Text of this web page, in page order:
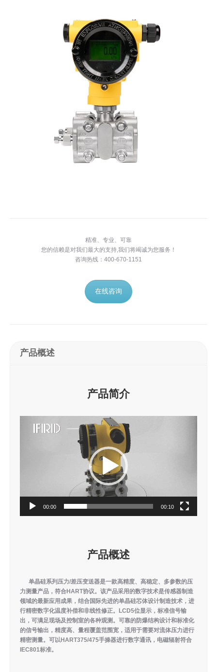
精准、专业、可靠
您的信赖是对我们最大的支持,我们将竭诚为您服务！
咨询热线：400-670-1151
在线咨询
产品概述
产品简介
00:00 00:10
产品概述
单晶硅系列压力/差压变送器是一款高精度、高稳定、多参数的压
力测量产品，符合HART协议。该产品采用的数字技术是传感器制造
领域的最新应用成果，结合国际先进的单晶硅芯体设计制造技术，进
行精密数字化温度补偿和非线性修正。LCD5位显示，标准信号输
出，可满足现场及控制室的各种观测。可靠的防爆结构设计和标准化
的信号输出，精度高、量程覆盖范围宽，适用于需要对流体压力进行
精密测量。可以HART375/475手操器进行数字通讯，电磁辐射符合
IEC801标准。